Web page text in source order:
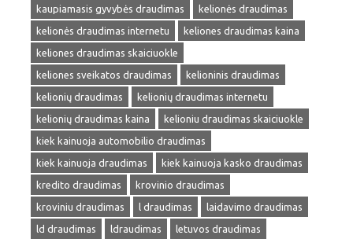
kaupiamasis gyvybės draudimas
kelionės draudimas
kelionės draudimas internetu
keliones draudimas kaina
keliones draudimas skaiciuokle
keliones sveikatos draudimas
kelioninis draudimas
kelionių draudimas
kelionių draudimas internetu
kelionių draudimas kaina
kelioniu draudimas skaiciuokle
kiek kainuoja automobilio draudimas
kiek kainuoja draudimas
kiek kainuoja kasko draudimas
kredito draudimas
krovinio draudimas
kroviniu draudimas
l draudimas
laidavimo draudimas
ld draudimas
ldraudimas
letuvos draudimas